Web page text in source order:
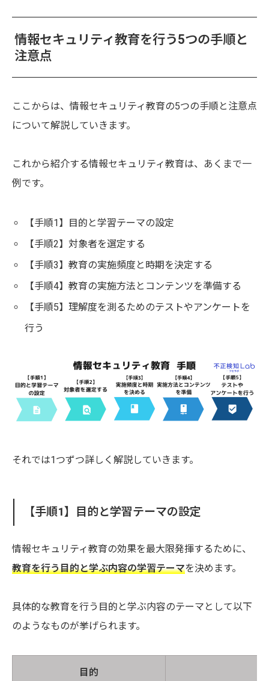
情報セキュリティ教育を行う5つの手順と
注意点
ここからは、情報セキュリティ教育の5つの手順と注意点
について解説していきます。
これから紹介する情報セキュリティ教育は、あくまで一
例です。
【手順1】目的と学習テーマの設定
【手順2】対象者を選定する
【手順3】教育の実施頻度と時期を決定する
【手順4】教育の実施方法とコンテンツを準備する
【手順5】理解度を測るためのテストやアンケートを
行う
それでは1つずつ詳しく解説していきます。
【手順1】目的と学習テーマの設定
情報セキュリティ教育の効果を最大限発揮するために、
教育を行う目的と学ぶ内容の学習テーマを決めます。
具体的な教育を行う目的と学ぶ内容のテーマとして以下
のようなものが挙げられます。
目的